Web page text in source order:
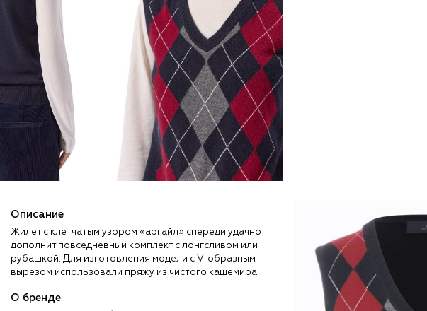
Описание
Жилет с клетчатым узором «аргайл» спереди удачно
дополнит повседневный комплект с лонгсливом или
рубашкой. Для изготовления модели с V-образным
вырезом использовали пряжу из чистого кашемира.
О бренде